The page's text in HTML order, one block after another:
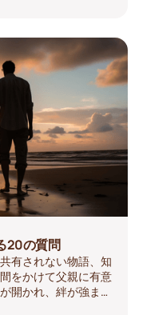
20の質問
有されない物語、知
をかけて父親に有意
開かれ、絆が強ま
代に残すことができ